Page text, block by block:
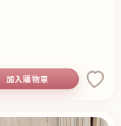
加入購物車